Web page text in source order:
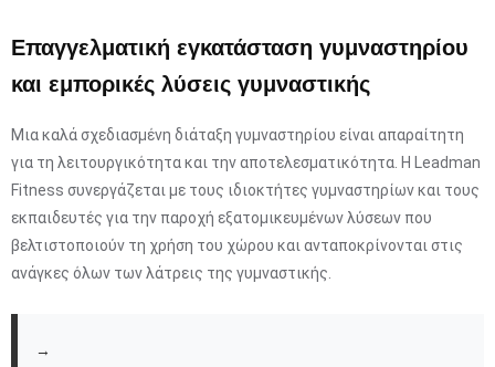
Επαγγελματική εγκατάσταση γυμναστηρίου
και εμπορικές λύσεις γυμναστικής
Μια καλά σχεδιασμένη διάταξη γυμναστηρίου είναι απαραίτητη
για τη λειτουργικότητα και την αποτελεσματικότητα. Η Leadman
Fitness συνεργάζεται με τους ιδιοκτήτες γυμναστηρίων και τους
εκπαιδευτές για την παροχή εξατομικευμένων λύσεων που
βελτιστοποιούν τη χρήση του χώρου και ανταποκρίνονται στις
ανάγκες όλων των λάτρεις της γυμναστικής.
→